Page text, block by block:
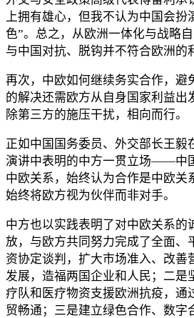
上拥有雄心，但我不认为中国会扮
色”。总之，从欧洲一体化与战略
与中国对抗、脱钩并不符合欧洲的
再次，中欧如何继续务实合作，避
的解决还需欧方从自身国家利益出
除第三方的施压干扰，相向而行。
正如中国国务委员、外交部长王毅
演讲中表明的中方一贯立场——中
中欧关系，始终认为合作是中欧关
始终将欧方视为伙伴而非对手。
中方也以实践表明了对中欧关系的
放，与欧方共同努力完成了全面、
资协定谈判，扩大市场准入、改善
发展，造福两国企业和人民；二是
疗队和医疗物资支援欧洲抗疫，通
贸畅通；三是建立绿色合作、数字